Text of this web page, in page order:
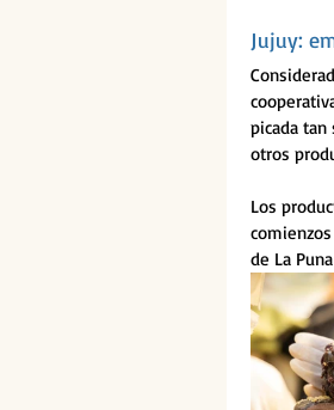
Jujuy:
picada
otros
Los
de La